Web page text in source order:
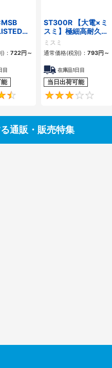
規
応） 小
： 722円 ～
目
4.5
ST300R 【大電×ミ
スミ】極細高耐久ロ
ボットケーブル（シ
ールド無・有）
ミスミ
通常価格(税別)： 793円 ～
在庫品1日目
当日出荷可能
通販・販売特集